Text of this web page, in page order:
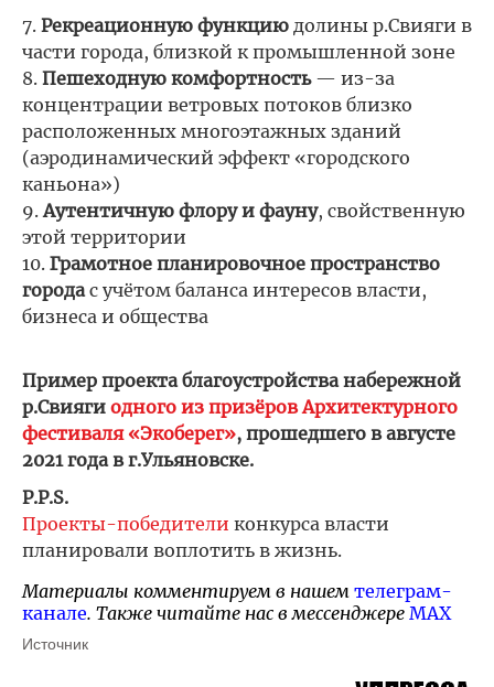
7. Рекреационную функцию долины р.Свияги в
части города, близкой к промышленной зоне
8. Пешеходную комфортность— из-за
концентрации ветровых потоков близко
расположенных многоэтажных зданий
(аэродинамический эффект «городского
каньона»)
9.Аутентичную флору и фауну, свойственную
этой территории
10. Грамотное планировочное пространство
городас учётом баланса интересов власти,
бизнеса и общества
Пример проекта благоустройства набережной
р.Свияги одного из призёров Архитектурного
фестиваля «Экоберег», прошедшего в августе
2021 года в г.Ульяновске.
P.P.S.
Проекты-победители конкурса власти
планировали воплотить в жизнь.
Материалы комментируем в нашем телеграм-
канале. Также читайте нас в мессенджере MAX
Источник